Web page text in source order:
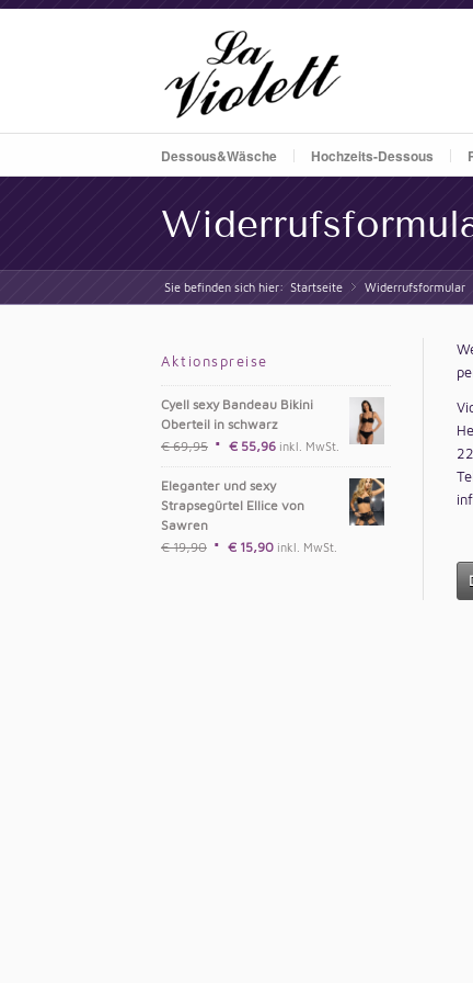
Dessous&Wäsche Hochzeits-Dessous
Sie befinden sich hier: Startseite »
Widerrufsformular
Aktionspreise
Cyell sexy Bandeau Bikini
Oberteil in schwarz
€69,95 € 55,96 inkl. MwSt.
Eleganter und sexy
Strapsegürtel Ellice von
Sawren
€19,90 € 15,90 inkl. MwSt.